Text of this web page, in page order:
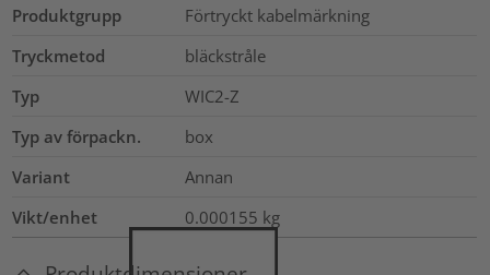
Produktgrupp
Förtryckt kabelmärkning
Tryckmetod
bläckstråle
Typ
WIC2-Z
Typ av förpackn.
box
Variant
Annan
Vikt/enhet
0.000155 kg